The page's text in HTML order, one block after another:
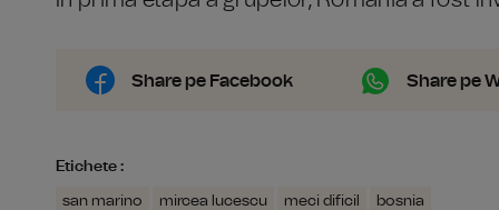
Share pe Facebook Share pe
Etichete :
san marino mircea lucescu meci dificil bosnia